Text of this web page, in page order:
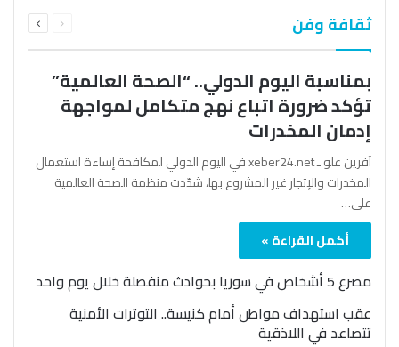
ثقافة وفن الصفحةالصفحة
بمناسبة اليوم الدولي.. “الصحة العالمية”
تؤكد ضرورة اتباع نهج متكامل لمواجهة
إدمان المخدرات
آفرين علو ـ xeber24.net في اليوم الدولي لمكافحة إساءة استعمال
المخدرات والإتجار غير المشروع بها، شدّدت منظمة الصحة العالمية
على…
أكمل القراءة »
مصرع 5 أشخاص في سوريا بحوادث منفصلة خلال يوم واحد
عقب استهداف مواطن أمام كنيسة.. التوترات الأمنية
تتصاعد في اللاذقية